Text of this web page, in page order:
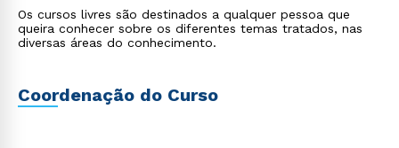
Os cursos livres são destinados a qualquer pessoa que
queira conhecer sobre os diferentes temas tratados, nas
diversas áreas do conhecimento.
Coordenação do Curso